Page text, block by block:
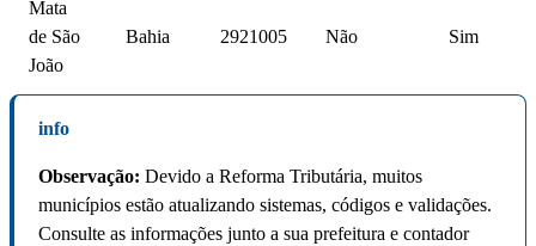
Mata
de São
João
Bahia 2921005 Não Sim
info
Observação: Devido a Reforma Tributária, muitos
municípios estão atualizando sistemas, códigos e validações.
Consulte as informações junto a sua prefeitura e contador